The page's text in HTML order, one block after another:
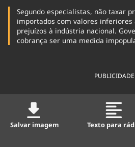
Segundo especialistas, não taxar
importados com valores inferiores
prejuízos à indústria nacional.
cobrança ser uma medida
PUBLICIDADE
Salvar imagem Texto para